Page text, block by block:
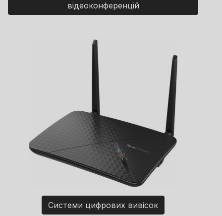
відеоконференцій
Системи цифрових вивісок